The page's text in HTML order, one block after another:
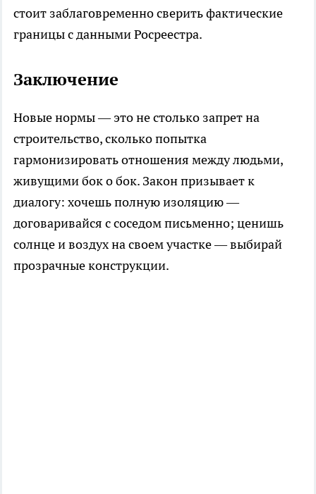
стоит заблаговременно сверить фактические
границы с данными Росреестра.
Заключение
Новые нормы — это не столько запрет на
строительство, сколько попытка
гармонизировать отношения между людьми,
живущими бок о бок. Закон призывает к
диалогу: хочешь полную изоляцию —
договаривайся с соседом письменно; ценишь
солнце и воздух на своем участке — выбирай
прозрачные конструкции.